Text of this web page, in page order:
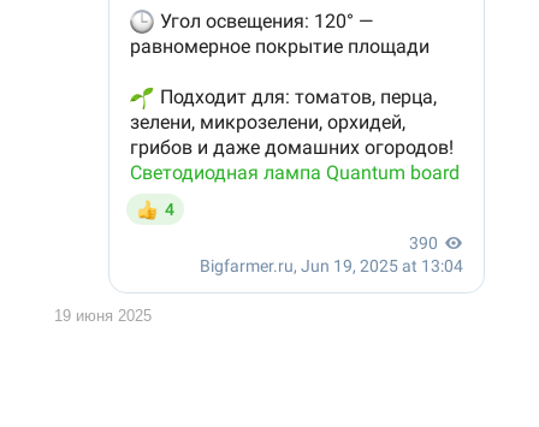
19 июня 2025